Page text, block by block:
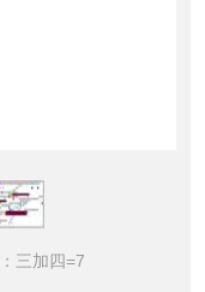
三加四=7